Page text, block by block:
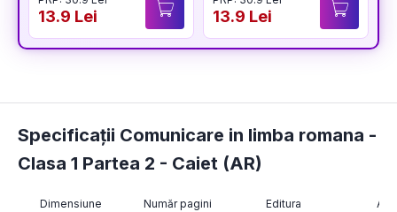
13.9 Lei 13.9 Lei
Specificații Comunicare in limba romana -
Clasa 1 Partea 2 - Caiet (AR)
Dimensiune Număr pagini Editura